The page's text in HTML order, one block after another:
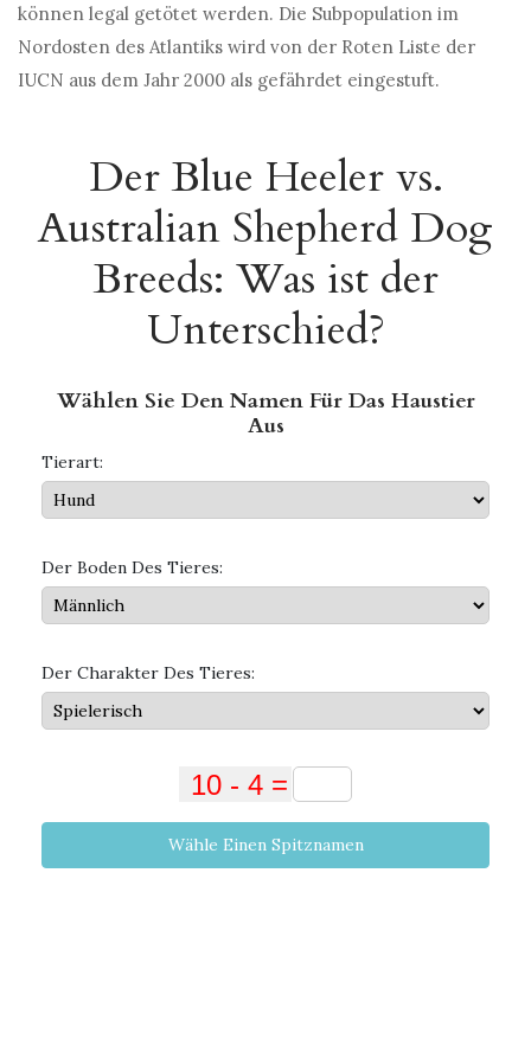
können legal getötet werden. Die Subpopulation im
Nordosten des Atlantiks wird von der Roten Liste der
IUCN aus dem Jahr 2000 als gefährdet eingestuft.
Der Blue Heeler vs.
Australian Shepherd Dog
Breeds: Was ist der
Unterschied?
Wählen Sie Den Namen Für Das Haustier
Aus
Tierart:
Der Boden Des Tieres:
Der Charakter Des Tieres:
Wähle Einen Spitznamen